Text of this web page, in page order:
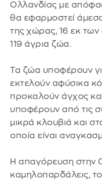
Ολλανδίας με
θα εφαρμοστεί
της χώρας, 16 εκ των
119 άγρια ζώα.
Τα ζώα υποφέρουν
εκτελούν αφύσικα
προκαλούν άγχος
υποφέρουν από τις
μικρά κλουβιά και
οποία είναι
Η απαγόρευση στην
καμηλοπαρδάλεις,